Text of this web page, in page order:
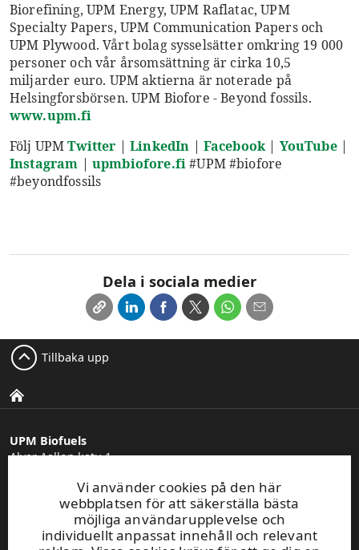
Biorefining, UPM Energy, UPM Raflatac, UPM
Specialty Papers, UPM Communication Papers och
UPM Plywood. Vårt bolag sysselsätter omkring 19 000
personer och vår årsomsättning är cirka 10,5
miljarder euro. UPM aktierna är noterade på
Helsingforsbörsen. UPM Biofore - Beyond fossils.
www.upm.fi
Följ UPMTwitter |LinkedIn | Facebook| YouTube|
Instagram | upmbiofore.fi#UPM #biofore
#beyondfossils
Dela i sociala medier
Vi använder cookies på den här
webbplatsen för att säkerställa bästa
möjliga användarupplevelse och
individuellt anpassat innehåll och relevant
Tillbaka upp
UPM Biofuels
Alvar Aallon katu 1
FI-00100 Helsinki, Finland
Tel. +358 (0) 2041 5111